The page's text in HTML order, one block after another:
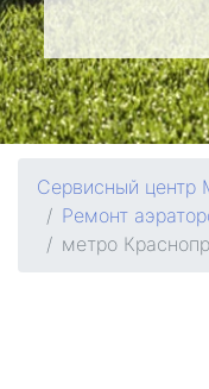
Сервисный центр
Ремонт
метро